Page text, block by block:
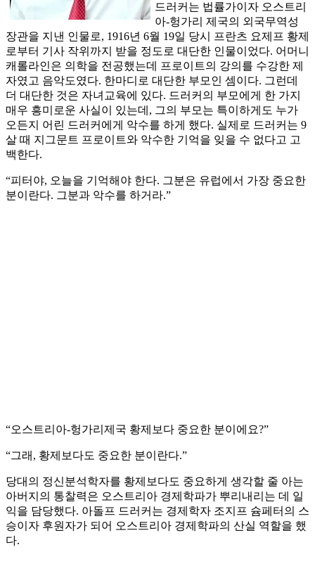
드러커는 법률가이자 오스트리
아-헝가리 제국의 외국무역성
장관을 지낸 인물로, 1916년 6월 19일 당시 프란츠 요제프 황제
로부터 기사 작위까지 받을 정도로 대단한 인물이었다. 어머니
캐롤라인은 의학을 전공했는데 프로이트의 강의를 수강한 제
자였고 음악도였다. 한마디로 대단한 부모인 셈이다. 그런데
더 대단한 것은 자녀교육에 있다. 드러커의 부모에게 한 가지
매우 흥미로운 사실이 있는데, 그의 부모는 특이하게도 누가
오든지 어린 드러커에게 악수를 하게 했다. 실제로 드러커는 9
살 때 지그문트 프로이트와 악수한 기억을 잊을 수 없다고 고
백한다.
“피터야, 오늘을 기억해야 한다. 그분은 유럽에서 가장 중요한
분이란다. 그분과 악수를 하거라.”
“오스트리아-헝가리제국 황제보다 중요한 분이에요?”
“그래, 황제보다도 중요한 분이란다.”
당대의 정신분석학자를 황제보다도 중요하게 생각할 줄 아는
아버지의 통찰력은 오스트리아 경제학파가 뿌리내리는 데 일
익을 담당했다. 아돌프 드러커는 경제학자 조지프 슘페터의 스
승이자 후원자가 되어 오스트리아 경제학파의 산실 역할을 했
다.